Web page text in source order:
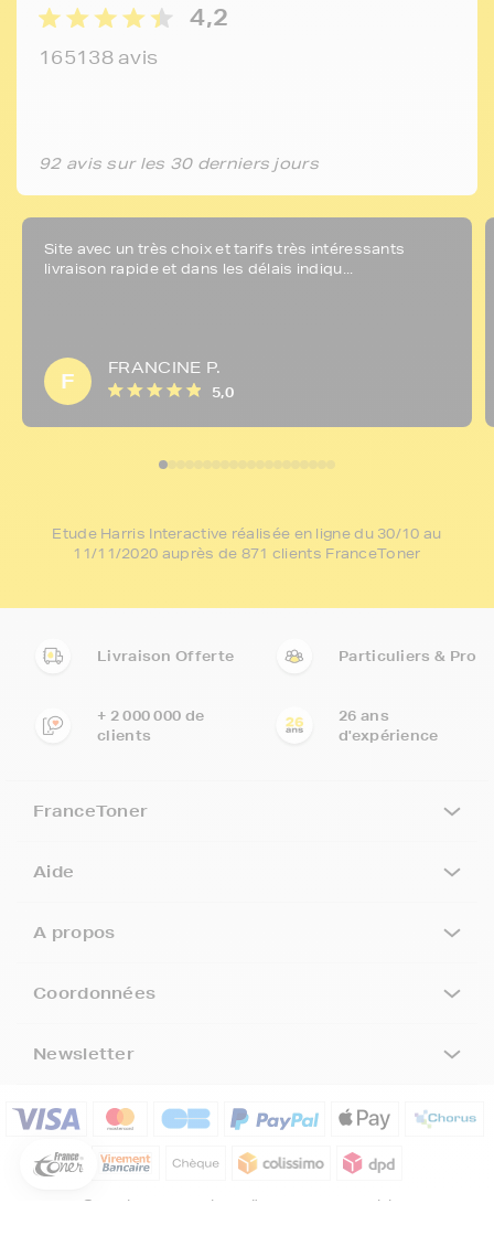
4,2
165138 avis
92 avis sur les 30 derniers jours
Site avec un très choix et tarifs très intéressants
livraison rapide et dans les délais indiqu...
F
FRANCINE P.
5,0
Etude Harris Interactive réalisée en ligne du 30/10 au
11/11/2020 auprès de 871 clients FranceToner
Livraison Offerte Particuliers & Pro
+ 2 000 000 de
clients
26 ans
d'expérience
FranceToner
Aide
A propos
Coordonnées
Newsletter
Site de cartouches d'encre compatibles
commande !
Inscrivez-vous à notre newsletter, suivez notre actualité et
commande * !
Votre adresse email